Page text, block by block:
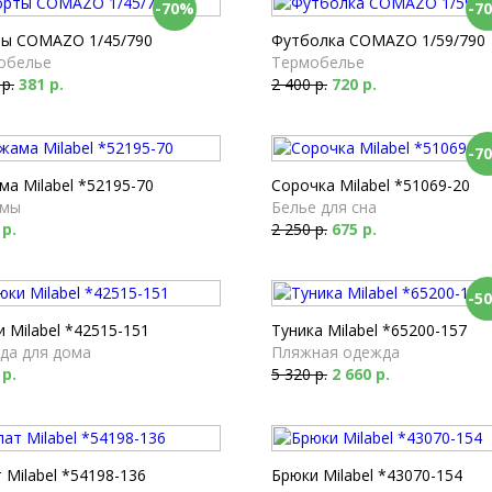
-70%
COMAZO 1/45/790
381 р.
-
Футболка COMAZO 1/59/790
Термобелье
2 400 р. 720 р.
Milabel *52195-70
-
Сорочка Milabel *51069-20
Белье для сна
2 250 р. 675 р.
Milabel *42515-151
для дома
-
Туника Milabel *65200-157
Пляжная одежда
5 320 р. 2 660 р.
Milabel *54198-136
Брюки Milabel *43070-154